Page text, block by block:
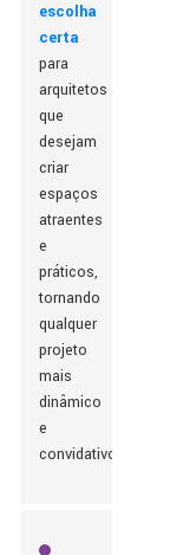
escolha
certa
para
arquitetos
que
desejam
criar
espaços
atraentes
e
práticos,
tornando
qualquer
projeto
mais
dinâmico
e
convidativo.